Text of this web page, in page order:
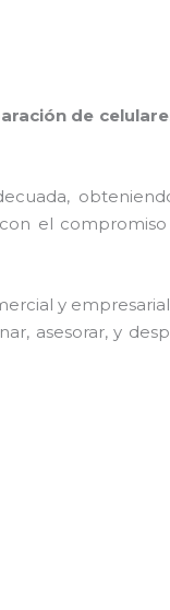
de
con el
y
asesorar, y